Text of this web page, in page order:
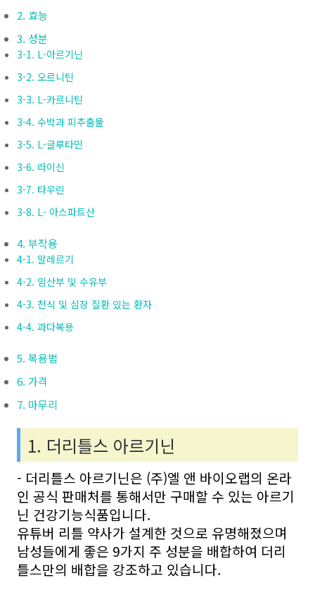
2. 효능
3. 성분
3-1. L-아르기닌
3-2. 오르니틴
3-3. L-카르니틴
3-4. 수박과 피추출물
3-5. L-글루타민
3-6. 라이신
3-7. 타우린
3-8. L- 아스파트산
4. 부작용
4-1. 알레르기
4-2. 임산부 및 수유부
4-3. 천식 및 심장 질환 있는 환자
4-4. 과다복용
5. 복용법
6. 가격
7. 마무리
1. 더리틀스 아르기닌
- 더리틀스 아르기닌은 (주)엘 앤 바이오랩의 온라
인 공식 판매처를 통해서만 구매할 수 있는 아르기
닌 건강기능식품입니다.
유튜버 리틀 약사가 설계한 것으로 유명해졌으며
남성들에게 좋은 9가지 주 성분을 배합하여 더리
틀스만의 배합을 강조하고 있습니다.